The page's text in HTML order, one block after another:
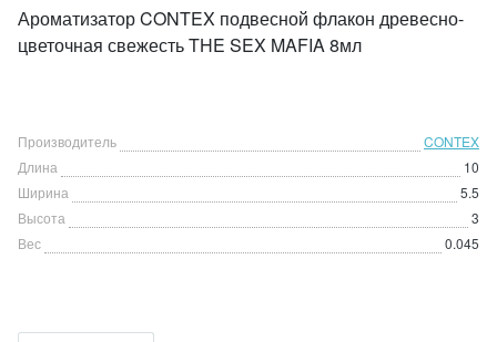
Ароматизатор CONTEX подвесной флакон древесно-
цветочная свежесть THE SEX MAFIA 8мл
Производитель
CONTEX
Длина
10
Ширина
5.5
Высота
3
Вес
0.045